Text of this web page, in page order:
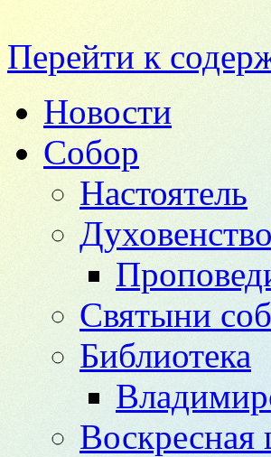
Перейти к
Новости
Собор
Настоятель
Духовенство
Святыни
Библиотека
Воскресная